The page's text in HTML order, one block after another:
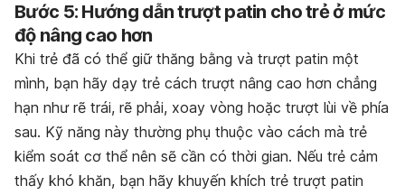
Bước 5: Hướng dẫn trượt patin cho trẻ ở mức
độ nâng cao hơn
Khi trẻ đã có thể giữ thăng bằng và trượt patin một
mình, bạn hãy dạy trẻ cách trượt nâng cao hơn chẳng
hạn như rẽ trái, rẽ phải, xoay vòng hoặc trượt lùi về phía
sau. Kỹ năng này thường phụ thuộc vào cách mà trẻ
kiểm soát cơ thể nên sẽ cần có thời gian. Nếu trẻ cảm
thấy khó khăn, bạn hãy khuyến khích trẻ trượt patin